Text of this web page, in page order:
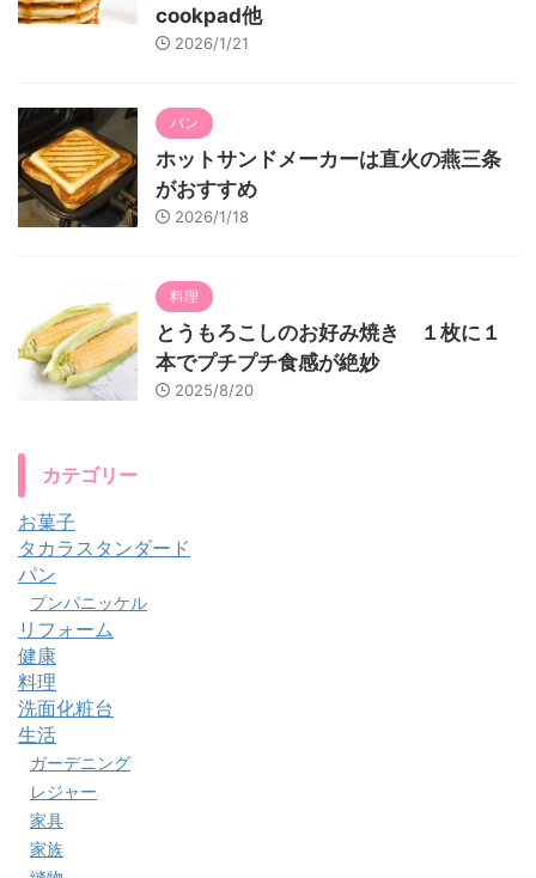
cookpad他
2026/1/21
パン
ホットサンドメーカーは直火の燕三条
がおすすめ
2026/1/18
料理
とうもろこしのお好み焼き １枚に１
本でプチプチ食感が絶妙
2025/8/20
カテゴリー
お菓子
タカラスタンダード
パン
プンパニッケル
リフォーム
健康
料理
洗面化粧台
生活
ガーデニング
レジャー
家具
家族